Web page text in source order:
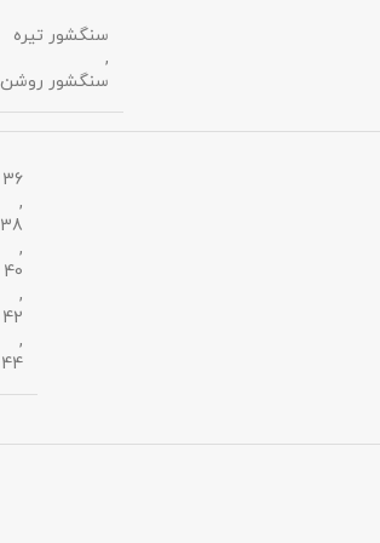
سنگشور تیره
,
سنگشور روشن
36
,
38
,
40
,
42
,
44